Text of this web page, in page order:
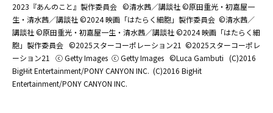
2023『あんのこと』製作委員会 ©清水茜／講談社 ©原田重光・初嘉屋一
生・清水茜／講談社 ©2024 映画「はたらく細胞」製作委員会 ©清水茜／
講談社 ©原田重光・初嘉屋一生・清水茜／講談社 ©2024 映画「はたらく細
胞」製作委員会 ©2025スターコーポレーション21 ©2025スターコーポレ
ーション21
ⓒ Getty Images ⓒ Getty Images ©Luca Gambuti (C)2016
BigHit Entertainment/PONY CANYON INC. (C)2016 BigHit
Entertainment/PONY CANYON INC.